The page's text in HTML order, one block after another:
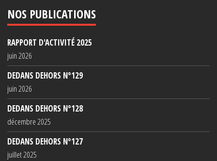
NOS PUBLICATIONS
RAPPORT D'ACTIVITÉ 2025
juin 2026
DEDANS DEHORS N°129
juin 2026
DEDANS DEHORS N°128
décembre 2025
DEDANS DEHORS N°127
juillet 2025